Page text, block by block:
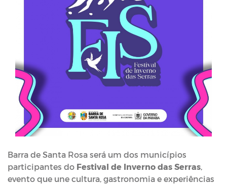
Barra de Santa Rosa será um dos municípios
participantes do Festival de Inverno das Serras,
evento que une cultura, gastronomia e experiências